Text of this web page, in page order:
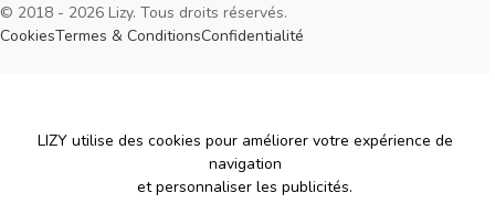
© 2018 - 2026 Lizy. Tous droits réservés.
CookiesTermes & ConditionsConfidentialité
Cookies
LIZY utilise des cookies pour améliorer votre expérience de
navigation
et personnaliser les publicités.